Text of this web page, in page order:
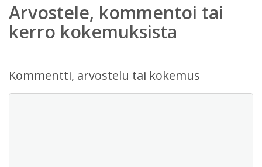
Arvostele, kommentoi tai
kerro kokemuksista
Kommentti, arvostelu tai kokemus